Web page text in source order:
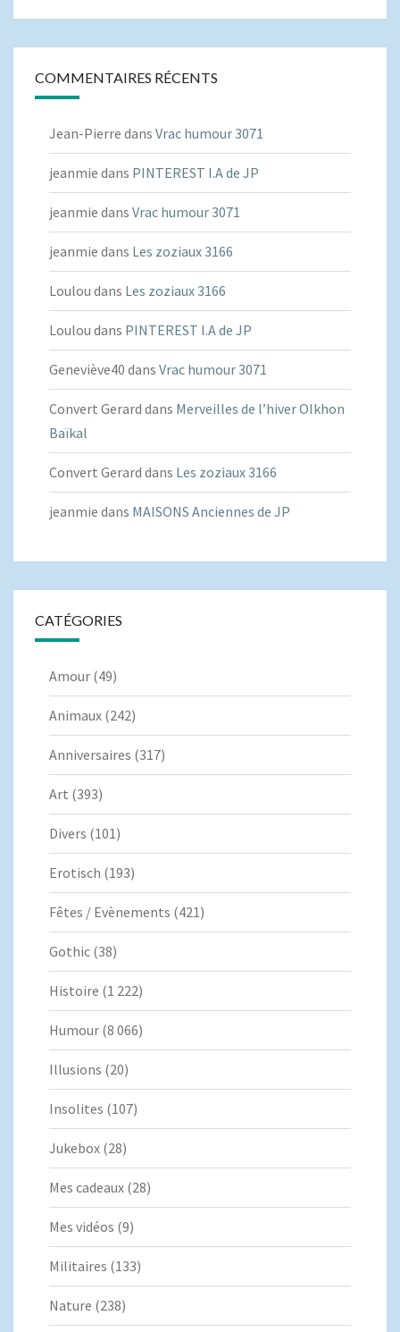
COMMENTAIRES RÉCENTS
Jean-Pierre dans Vrac humour 3071
jeanmie dans PINTEREST I.A de JP
jeanmie dans Vrac humour 3071
jeanmie dans Les zoziaux 3166
Loulou dans Les zoziaux 3166
Loulou dans PINTEREST I.A de JP
Geneviève40 dans Vrac humour 3071
Convert Gerard dans Merveilles de l’hiver Olkhon
Baïkal
Convert Gerard dans Les zoziaux 3166
jeanmie dans MAISONS Anciennes de JP
CATÉGORIES
Amour (49)
Animaux (242)
Anniversaires (317)
Art (393)
Divers (101)
Erotisch (193)
Fêtes / Evènements (421)
Gothic (38)
Histoire (1 222)
Humour (8 066)
Illusions (20)
Insolites (107)
Jukebox (28)
Mes cadeaux (28)
Mes vidéos (9)
Militaires (133)
Nature (238)